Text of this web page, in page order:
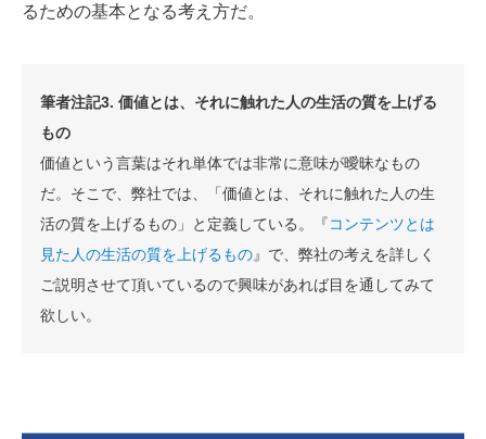
るための基本となる考え方だ。
筆者注記3. 価値とは、それに触れた人の生活の質を上げる
もの
価値という言葉はそれ単体では非常に意味が曖昧なもの
だ。そこで、弊社では、「価値とは、それに触れた人の生
活の質を上げるもの」と定義している。『コンテンツとは
見た人の生活の質を上げるもの』で、弊社の考えを詳しく
ご説明させて頂いているので興味があれば目を通してみて
欲しい。